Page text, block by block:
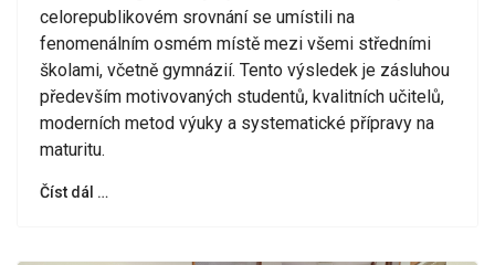
celorepublikovém srovnání se umístili na
fenomenálním osmém místě mezi všemi středními
školami, včetně gymnázií. Tento výsledek je zásluhou
především motivovaných studentů, kvalitních učitelů,
moderních metod výuky a systematické přípravy na
maturitu.
Číst dál …